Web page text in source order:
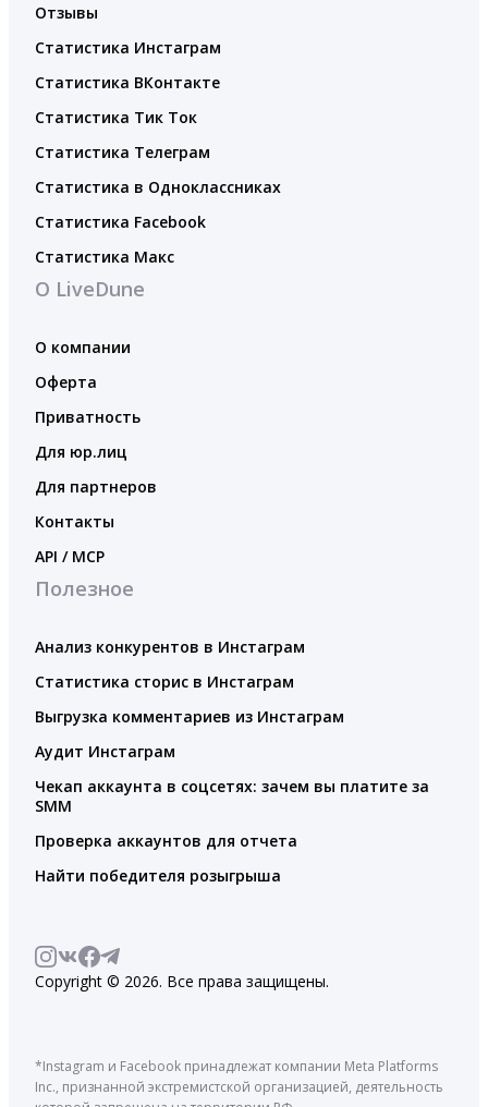
Отзывы
Статистика Инстаграм
Статистика ВКонтакте
Статистика Тик Ток
Статистика Телеграм
Статистика в Одноклассниках
Статистика Facebook
Статистика Макс
О LiveDune
О компании
Оферта
Приватность
Для юр.лиц
Для партнеров
Контакты
API / MCP
Полезное
Анализ конкурентов в Инстаграм
Статистика сторис в Инстаграм
Выгрузка комментариев из Инстаграм
Аудит Инстаграм
Чекап аккаунта в соцсетях: зачем вы платите за
SMM
Проверка аккаунтов для отчета
Найти победителя розыгрыша
Copyright © 2026. Все права защищены.
*Instagram и Facebook принадлежат компании Meta Platforms
Inc., признанной экстремистской организацией, деятельность